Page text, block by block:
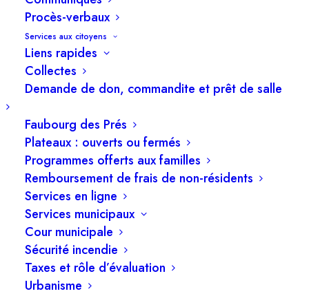
Procès-verbaux
Services aux citoyens
Liens rapides
Collectes
Demande de don, commandite et prêt de salle
Faubourg des Prés
Plateaux : ouverts ou fermés
Programmes offerts aux familles
Remboursement de frais de non-résidents
Services en ligne
Services municipaux
Cour municipale
Sécurité incendie
Taxes et rôle d’évaluation
Urbanisme
Les membres du conseil municipal tiendront une
séance ordinaire, le lundi 9 juin 2025, à 19 h, à